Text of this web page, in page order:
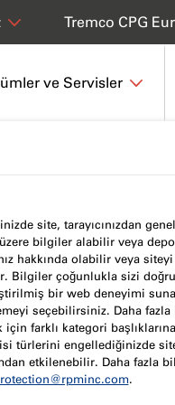
ve Servisler
Tremco CPG
Tanışın:
site, tarayıcınızdan
bilgiler alabilir veya
hakkında olabilir veya
Bilgiler çoğunlukla sizi
bir web deneyimi
seçebilirsiniz. Daha
farklı kategori
türlerini engellediğinizde
etkilenebilir. Daha fazla
.